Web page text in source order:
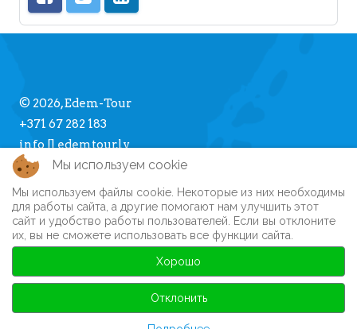
© 2026, Edem-Tour
+371 67 282 183
info [] edemtour.lv
Про Edem-Tour
Памятка туристу
Часто задаваемые вопросы
Автобусные туры
Личный кабинет
Регистрация на сайте
Мы используем cookie
Мы используем файлы cookie. Некоторые из них необходимы
для работы сайта, а другие помогают нам улучшить этот
сайт и удобство работы пользователей. Если вы отклоните
их, вы не сможете использовать все функции сайта.
Хорошо
Отклонить